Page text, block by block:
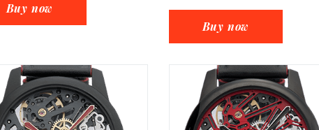
Buy now
Buy now